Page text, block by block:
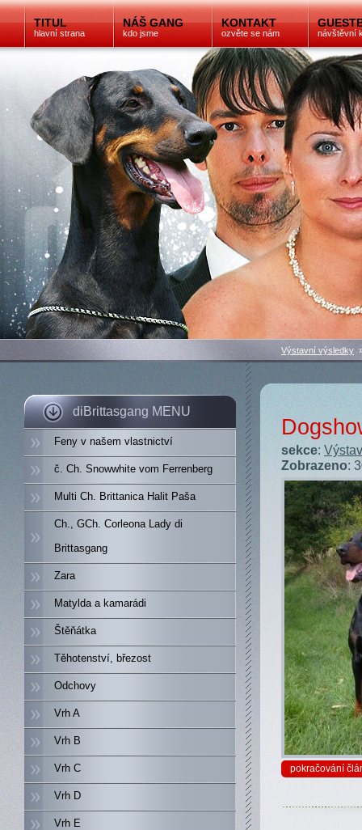
TITUL
hlavní strana
NÁŠ GANG
kdo jsme
KONTAKT
ozvěte se nám návštěvní
diBrittasgang MENU
Feny v našem vlastnictví
č. Ch. Snowwhite vom Ferrenberg
Multi Ch. Brittanica Halit Paša
Ch., GCh. Corleona Lady di
Brittasgang
Zara
Matylda a kamarádi
Štěňátka
Těhotenství, březost
Odchovy
Vrh A
Vrh B
Vrh C
Vrh D
Vrh E
Výstavní výsledky
sekce:
Zobrazeno:
pokračování